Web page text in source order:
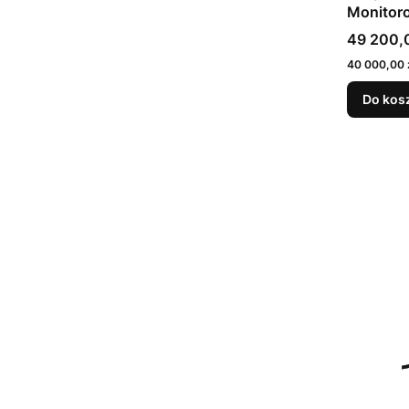
Cena
49
Cena netto
40 000,00
Do